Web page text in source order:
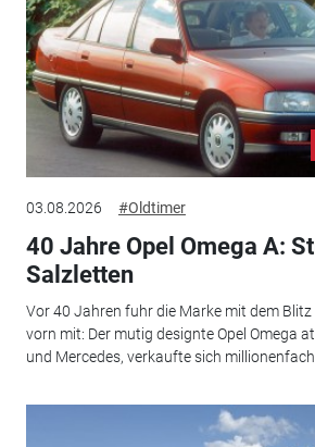
03.08.2026 #Oldtimer
40 Jahre Opel Omega A:
Salzletten
Vor 40 Jahren fuhr die Marke mit dem
vorn mit: Der mutig designte Opel Omega
und Mercedes, verkaufte sich